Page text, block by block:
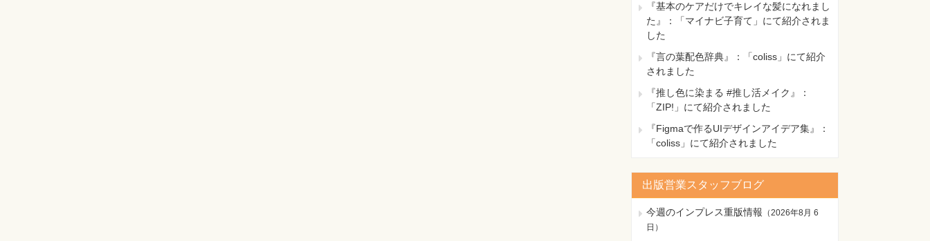
『基本のケアだけでキレイな髪になれまし
た』：「マイナビ子育て」にて紹介されま
した
『言の葉配色辞典』：「coliss」にて紹介
されました
『推し色に染まる #推し活メイク』：
「ZIP!」にて紹介されました
『Figmaで作るUIデザインアイデア集』：
「coliss」にて紹介されました
出版営業スタッフブログ
今週のインプレス重版情報 （2026年8月 6
日 ）